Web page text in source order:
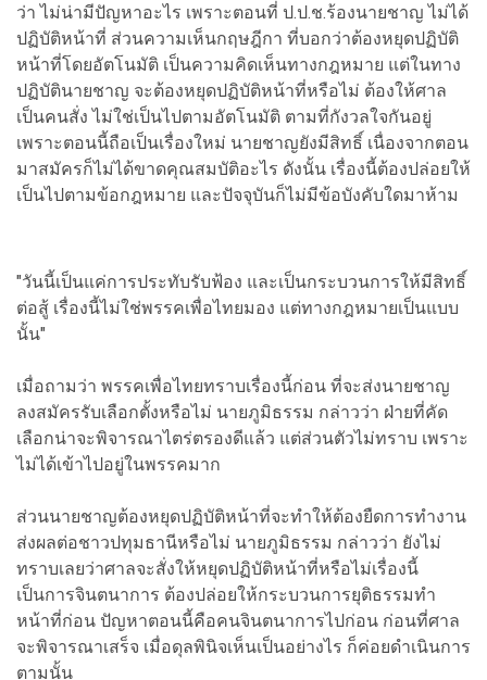
ว่า ไม่น่ามีปัญหาอะไร เพราะตอนที่ ป.ป.ช.ร้องนายชาญ ไม่ได้
ปฏิบัติหน้าที่ ส่วนความเห็นกฤษฎีกา ที่บอกว่าต้องหยุดปฏิบัติ
หน้าที่โดยอัตโนมัติ เป็นความคิดเห็นทางกฎหมาย แต่ในทาง
ปฏิบัตินายชาญ จะต้องหยุดปฏิบัติหน้าที่หรือไม่ ต้องให้ศาล
เป็นคนสั่ง ไม่ใช่เป็นไปตามอัตโนมัติ ตามที่กังวลใจกันอยู่
เพราะตอนนี้ถือเป็นเรื่องใหม่ นายชาญยังมีสิทธิ์ เนื่องจากตอน
มาสมัครก็ไม่ได้ขาดคุณสมบัติอะไร ดังนั้น เรื่องนี้ต้องปล่อยให้
เป็นไปตามข้อกฎหมาย และปัจจุบันก็ไม่มีข้อบังคับใดมาห้าม
"วันนี้เป็นแค่การประทับรับฟ้อง และเป็นกระบวนการให้มีสิทธิ์
ต่อสู้ เรื่องนี้ไม่ใช่พรรคเพื่อไทยมอง แต่ทางกฎหมายเป็นแบบ
นั้น"
เมื่อถามว่า พรรคเพื่อไทยทราบเรื่องนี้ก่อน ที่จะส่งนายชาญ
ลงสมัครรับเลือกตั้งหรือไม่ นายภูมิธรรม กล่าวว่า ฝ่ายที่คัด
เลือกน่าจะพิจารณาไตร่ตรองดีแล้ว แต่ส่วนตัวไม่ทราบ เพราะ
ไม่ได้เข้าไปอยู่ในพรรคมาก
ส่วนนายชาญต้องหยุดปฏิบัติหน้าที่จะทำให้ต้องยืดการทำงาน
ส่งผลต่อชาวปทุมธานีหรือไม่ นายภูมิธรรม กล่าวว่า ยังไม่
ทราบเลยว่าศาลจะสั่งให้หยุดปฏิบัติหน้าที่หรือไม่เรื่องนี้
เป็นการจินตนาการ ต้องปล่อยให้กระบวนการยุติธรรมทำ
หน้าที่ก่อน ปัญหาตอนนี้คือคนจินตนาการไปก่อน ก่อนที่ศาล
จะพิจารณาเสร็จ เมื่อดุลพินิจเห็นเป็นอย่างไร ก็ค่อยดำเนินการ
ตามนั้น